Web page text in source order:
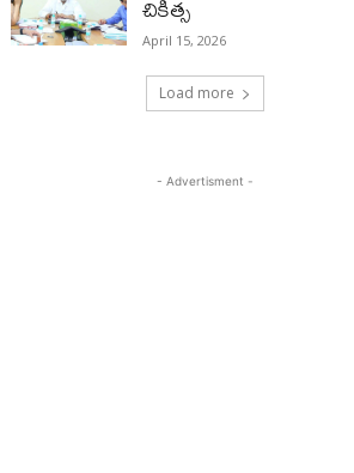
చికిత్స
April 15, 2026
Load more
- Advertisment -